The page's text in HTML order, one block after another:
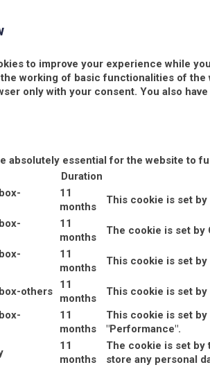
to improve your experience while
working of basic functionalities of
only with your consent. You also
absolutely essential for the website to
Duration
11
months
This cookie is set
11
months
The cookie is set by
11
months
This cookie is set
others
11
months
This cookie is set
11
months
This cookie is set
"Performance".
11
months
The cookie is set by
store any personal